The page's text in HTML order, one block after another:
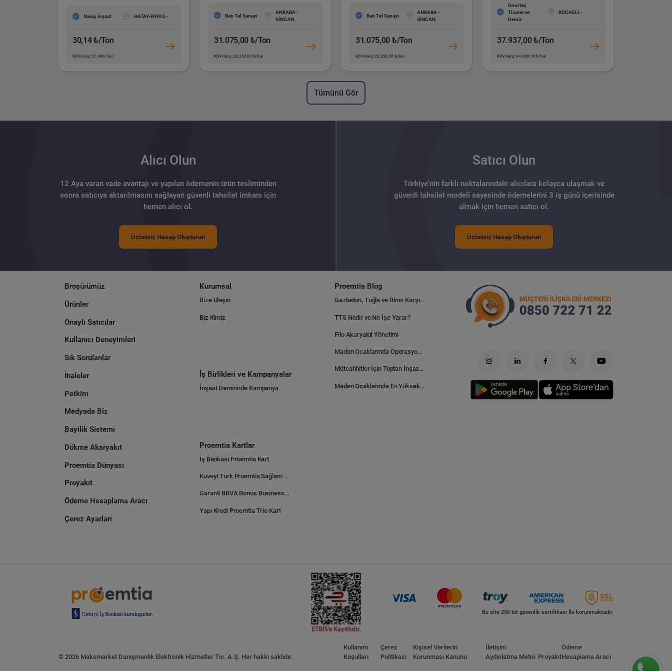
Nasip İnşaat HATAY-PAYAS -
30,14 ₺/Ton
KDV Hariç: 27,40 ₺/Ton
Batı Tel Sanayi
ANKARA -
SİNCAN
31.075,00 ₺/Ton
KDV Hariç: 28.250,00 ₺/Ton
Batı Tel Sanayi
ANKARA -
SİNCAN
31.075,00 ₺/Ton
KDV Hariç: 28.250,00 ₺/Ton
Onurtaş
Ticaret ve
Demir
KOCAELİ -
37.937,00 ₺/Ton
KDV Hariç: 34.488,18 ₺/Ton
Tümünü Gör
Alıcı Olun
12 Aya varan vade avantajı ve yapılan ödemenin ürün tesliminden
sonra satıcıya aktarılmasını sağlayan güvenli tahsilat imkanı için
hemen alıcı ol.
Ücretsiz Hesap Oluşturun
Satıcı Olun
Türkiye’nin farklı noktalarındaki alıcılara kolayca ulaşmak ve
güvenli tahsilat modeli sayesinde ödemelerini 3 iş günü içerisinde
almak için hemen satıcı ol.
Ücretsiz Hesap Oluşturun
Broşürümüz
Ürünler
Onaylı Satıcılar
Kullanıcı Deneyimleri
Sık Sorulanlar
İhaleler
Petkim
Medyada Biz
Bayilik Sistemi
Dökme Akaryakıt
Proemtia Dünyası
Proyakıt
Ödeme Hesaplama Aracı
Çerez Ayarları
Kurumsal
Bize Ulaşın
Biz Kimiz
İş Birlikleri ve Kampanyalar
İnşaat Demirinde Kampanya
Proemtia Kartlar
İş Bankası Proemtia Kart
Kuveyt Türk Proemtia Sağlam Bayi Kart
Garanti BBVA Bonus Business Proemtia Bayi Kart
Yapı Kredi Proemtia Trio Kart
Proemtia Blog
Gazbeton, Tuğla ve Bims Karşılaştırması: Hangisi Daha Avantajlı?
TTS Nedir ve Ne İşe Yarar?
Filo Akaryakıt Yönetimi
Maden Ocaklarında Operasyonel Verimlilik Nasıl Arttırılır?
Müteahhitler İçin Toptan İnşaat Malzemesi Satın Alma Rehberi
Maden Ocaklarında En Yüksek Gider Kalemleri Nelerdir?
Bu site 256 bit güvenlik sertifikası İle korunmaktadır.
© 2026 Maksmarket Danışmanlık Elektronik Hizmetler Tic. A.Ş. Her hakkı saklıdır.
Kullanım
Koşulları
Çerez
Politikası
Kişisel Verilerin
Korunması Kanunu
İletişim
Aydınlatma Metni Proyakıt
Ödeme
Hesaplama Aracı